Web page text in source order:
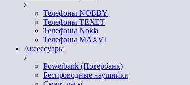
Телефоны NOBBY
Телефоны TEXET
Телефоны Nokia
Телефоны MAXVI
Аксессуары
Powerbank (Повербанк)
Беспроводные наушники